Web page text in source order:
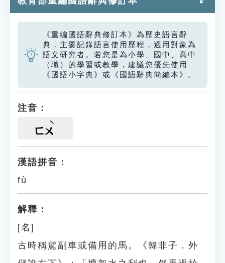
《重編國語辭典修訂本》為歷史語言辭
典，主要記錄語言使用歷程，適用對象為
語文研究者。若您是為小學、國中、高中
（職）的學習或教學，建議您優先使用
《國語小字典》或《國語辭典簡編本》。
注音：
ㄈㄨ
漢語拼音：
fù
解釋：
[名]
古時稱駕副車或備用的馬。《韓非子．外